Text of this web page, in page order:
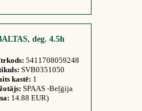
deg. 4.5h
5411708059248
SVB0351050
kastē: 1
SPAAS -Beļģija
14.88 EUR)